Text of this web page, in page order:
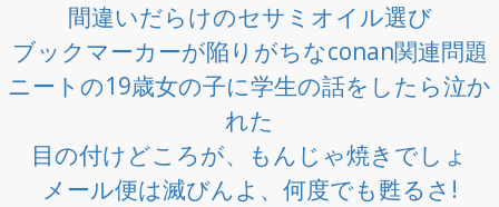
間違いだらけのセサミオイル選び
ブックマーカーが陥りがちなconan関連問題
ニートの19歳女の子に学生の話をしたら泣か
れた
目の付けどころが、もんじゃ焼きでしょ
メール便は滅びんよ、何度でも甦るさ!